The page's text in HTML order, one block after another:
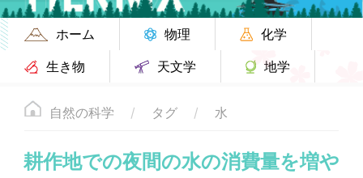
ホーム 物理
化学
生き物
天文学 地学
自然の科学 タグ 水
耕作地での夜間の水の消費量を増や